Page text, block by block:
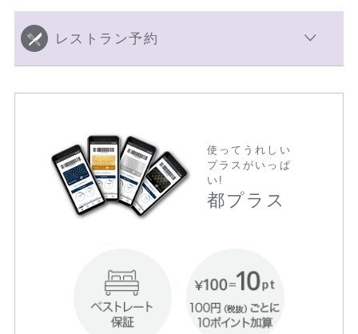
レストラン予約
使ってうれしい
プラスがいっぱ
い!
都プラス